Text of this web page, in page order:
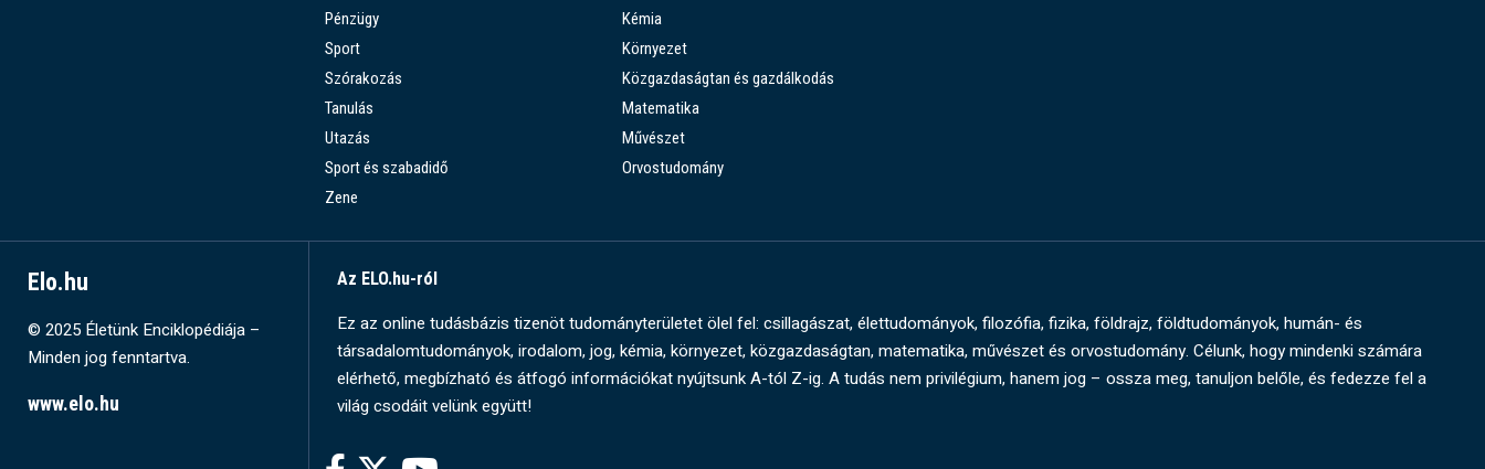
Pénzügy
Sport
Szórakozás
Tanulás
Utazás
Sport és szabadidő
Zene
Kémia
Környezet
Közgazdaságtan és gazdálkodás
Matematika
Művészet
Orvostudomány
Elo.hu
© 2025 Életünk Enciklopédiája –
Minden jog fenntartva.
www.elo.hu
Az ELO.hu-ról
Ez az online tudásbázis tizenöt tudományterületet ölel fel: csillagászat, élettudományok, filozófia, fizika, földrajz, földtudományok, humán- és
társadalomtudományok, irodalom, jog, kémia, környezet, közgazdaságtan, matematika, művészet és orvostudomány. Célunk, hogy mindenki számára
elérhető, megbízható és átfogó információkat nyújtsunk A-tól Z-ig. A tudás nem privilégium, hanem jog – ossza meg, tanuljon belőle, és fedezze fel a
világ csodáit velünk együtt!